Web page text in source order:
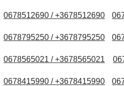
0678512690 / +3678512690
0678795250 / +3678795250
0678565021 / +3678565021
0678415990 / +3678415990